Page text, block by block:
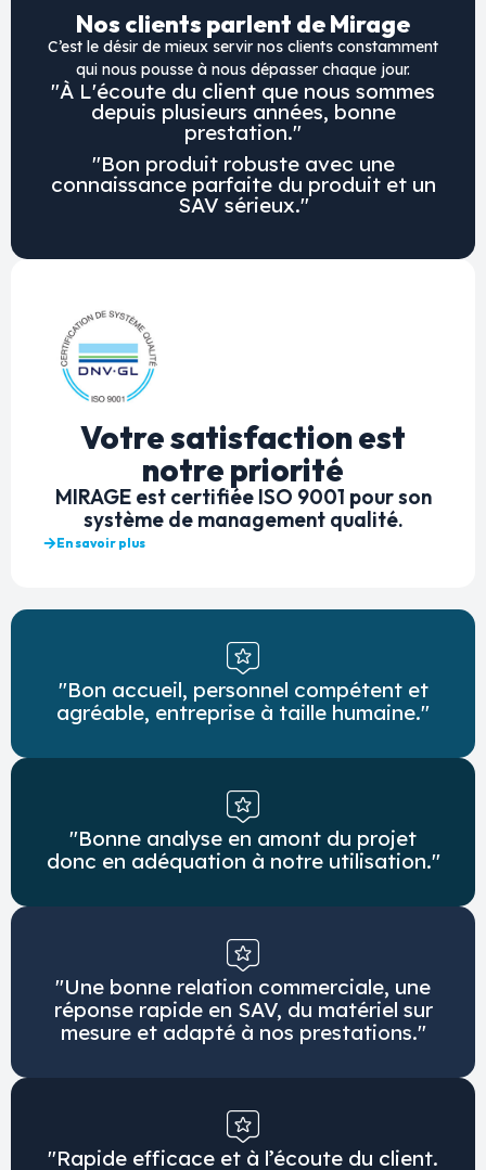
Nos clients parlent de Mirage
C’est le désir de mieux servir nos clients constamment
qui nous pousse à nous dépasser chaque jour.
"À L'écoute du client que nous sommes
depuis plusieurs années, bonne
prestation."
"Bon produit robuste avec une
connaissance parfaite du produit et un
SAV sérieux."
Votre satisfaction est
notre priorité
MIRAGE est certifiée ISO 9001 pour son
système de management qualité.
En savoir plus
"Bon accueil, personnel compétent et
agréable, entreprise à taille humaine."
"Bonne analyse en amont du projet
donc en adéquation à notre utilisation."
"Une bonne relation commerciale, une
réponse rapide en SAV, du matériel sur
mesure et adapté à nos prestations."
"Rapide efficace et à l’écoute du client.